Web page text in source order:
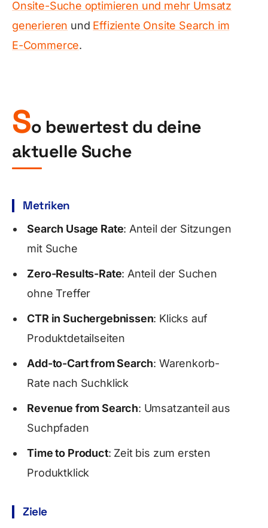
Onsite-Suche optimieren und mehr Umsatz
generieren und Effiziente Onsite Search im
E-Commerce.
So bewertest du deine
aktuelle Suche
Metriken
Search Usage Rate: Anteil der Sitzungen
mit Suche
Zero-Results-Rate: Anteil der Suchen
ohne Treffer
CTR in Suchergebnissen: Klicks auf
Produktdetailseiten
Add-to-Cart from Search: Warenkorb-
Rate nach Suchklick
Revenue from Search: Umsatzanteil aus
Suchpfaden
Time to Product: Zeit bis zum ersten
Produktklick
Ziele